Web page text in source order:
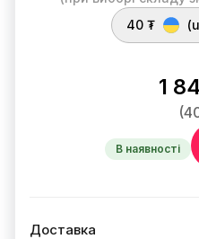
40 ₮
1
В наявності
Доставка